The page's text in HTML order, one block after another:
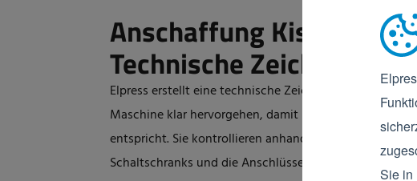
Sie in
Anschaffung
Technische Zeichnung
Elpress erstellt eine technische Zeichnung, aus der alle
Maschine klar hervorgehen, damit Sie prüfen können,
entspricht. Sie kontrollieren anhand dieser Zeichnung
Schaltschranks und die Anschlüsse für Wasser und